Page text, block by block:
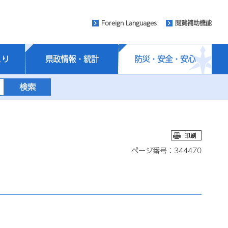
Foreign Languages 閲覧補助機能
県政情報・統計 防災・安全・安心
ページ番号：344470